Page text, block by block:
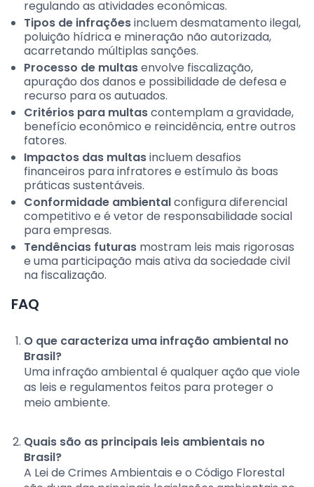
regulando as atividades econômicas.
Tipos de infraçõesincluem desmatamento ilegal,
poluição hídrica e mineração não autorizada,
acarretando múltiplas sanções.
Processo de multasenvolve fiscalização,
apuração dos danos e possibilidade de defesa e
recurso para os autuados.
Critérios para multascontemplam a gravidade,
benefício econômico e reincidência, entre outros
fatores.
Impactos das multasincluem desafios
financeiros para infratores e estímulo às boas
práticas sustentáveis.
Conformidade ambientalconfigura diferencial
competitivo e é vetor de responsabilidade social
para empresas.
Tendências futuras mostram leis mais rigorosas
e uma participação mais ativa da sociedade civil
na fiscalização.
FAQ
O que caracteriza uma infração ambiental no
Brasil?
Uma infração ambiental é qualquer ação que viole
as leis e regulamentos feitos para proteger o
meio ambiente.
Quais são as principais leis ambientais no
Brasil?
A Lei de Crimes Ambientais e o Código Florestal